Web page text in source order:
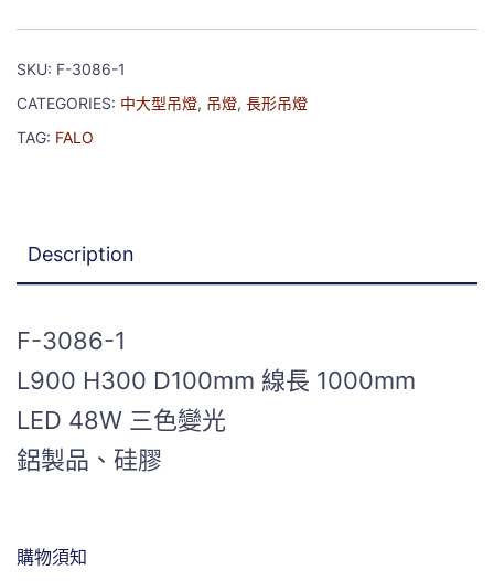
SKU: F-3086-1
CATEGORIES: 中大型吊燈, 吊燈, 長形吊燈
TAG: FALO
Description
F-3086-1
L900 H300 D100mm 線長 1000mm
LED 48W 三色變光
鋁製品、硅膠
購物須知